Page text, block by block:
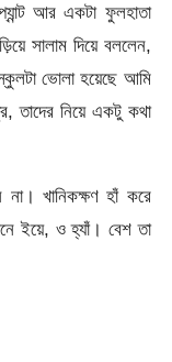
আর একটা ফুলহাতা
সালাম দিয়ে বললেন,
ভোলা হয়েছে আমি
তাদের নিয়ে একটু কথা
না। খানিকক্ষণ হাঁ করে
ইয়ে, ও হ্যাঁ। বেশ তা